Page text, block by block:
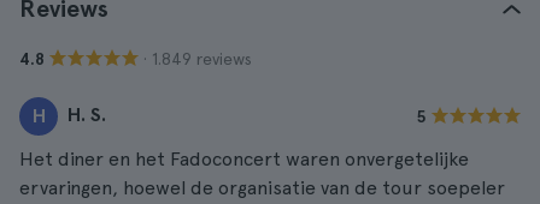
Reviews
4.8 · 1.849 reviews
H H. S. 5
Het diner en het Fadoconcert waren onvergetelijke
ervaringen, hoewel de organisatie van de tour soepeler